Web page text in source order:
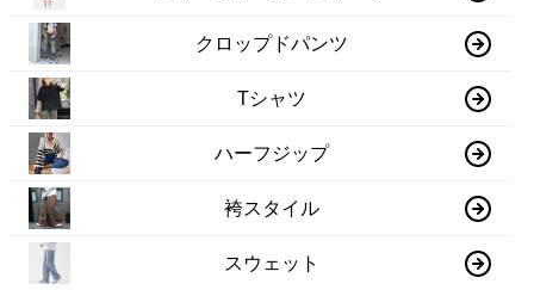
クロップドパンツ
Tシャツ
ハーフジップ
袴スタイル
スウェット